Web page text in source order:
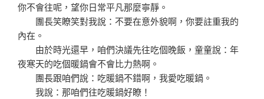
你不會往呢，望你日常平凡那麼寧靜。
團長笑瞭笑對我說：不要在意外貌啊，你要註重我的
內在。
由於時光還早，咱們決議先往吃個晚飯，童童說：年
夜寒天的吃個暖鍋會不會比力熱啊。
團長跟咱們說：吃暖鍋不錯啊，我愛吃暖鍋。
我說：那咱們往吃暖鍋好瞭！